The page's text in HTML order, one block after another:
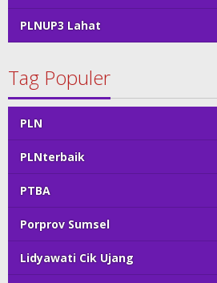
PLNUP3 Lahat
Tag Populer
PLN
PLNterbaik
PTBA
Porprov Sumsel
Lidyawati Cik Ujang